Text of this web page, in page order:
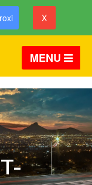
X
MENU